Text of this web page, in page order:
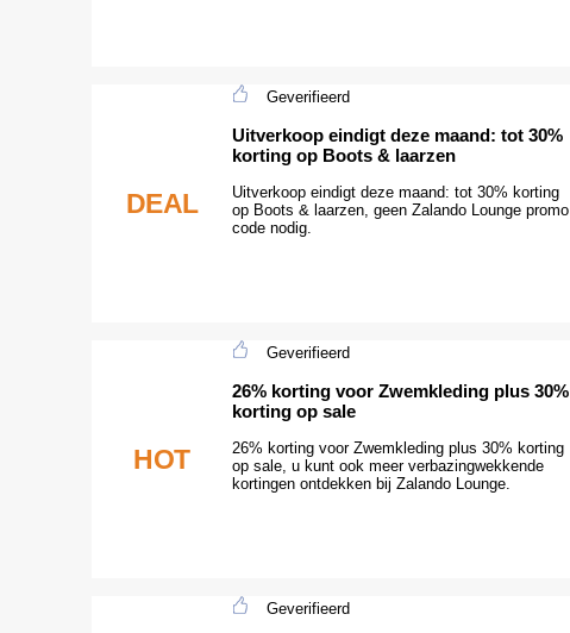
DEAL
Geverifieerd
Uitverkoop eindigt deze maand: tot 30%
korting op Boots & laarzen
Uitverkoop eindigt deze maand: tot 30% korting
op Boots & laarzen, geen Zalando Lounge promo
code nodig.
HOT
Geverifieerd
26% korting voor Zwemkleding plus 30%
korting op sale
26% korting voor Zwemkleding plus 30% korting
op sale, u kunt ook meer verbazingwekkende
kortingen ontdekken bij Zalando Lounge.
Geverifieerd